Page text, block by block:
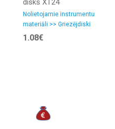
disks XT24
125x1.5x22.23
Nolietojamie instrumentu
materiāli >> Griezējdiski
1.08€